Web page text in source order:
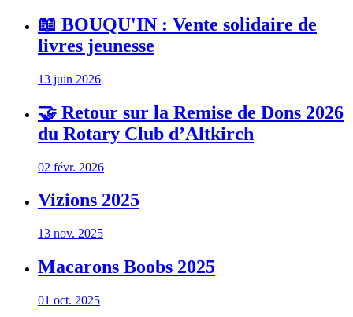
📖 BOUQU'IN : Vente solidaire de
livres jeunesse
13 juin 2026
🤝 Retour sur la Remise de Dons 2026
du Rotary Club d’Altkirch
02 févr. 2026
Vizions 2025
13 nov. 2025
Macarons Boobs 2025
01 oct. 2025